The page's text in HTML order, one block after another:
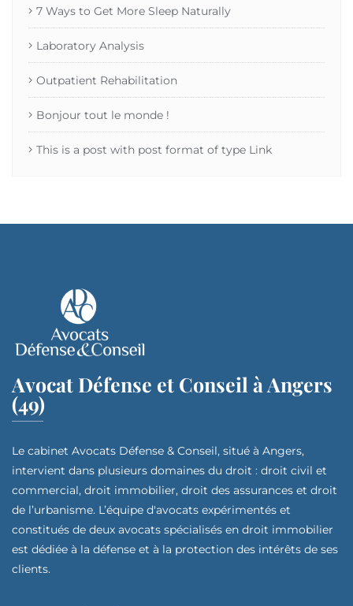
7 Ways to Get More Sleep Naturally
Laboratory Analysis
Outpatient Rehabilitation
Bonjour tout le monde !
This is a post with post format of type Link
Avocat Défense et Conseil à Angers
(49)
Le cabinet Avocats Défense & Conseil, situé à Angers,
intervient dans plusieurs domaines du droit : droit civil et
commercial, droit immobilier, droit des assurances et droit
de l’urbanisme. L’équipe d'avocats expérimentés et
constitués de deux avocats spécialisés en droit immobilier
est dédiée à la défense et à la protection des intérêts de ses
clients.